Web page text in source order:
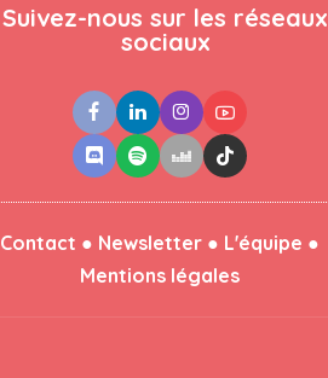
Suivez-nous sur les réseaux
sociaux
Contact ● Newsletter ● L'équipe ●
Mentions légales